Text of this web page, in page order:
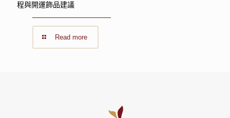
程與開運飾品建議
Read more